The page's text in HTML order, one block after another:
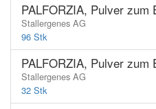
PALFORZIA, Pulver zum
Stallergenes AG
96 Stk
PALFORZIA, Pulver zum
Stallergenes AG
32 Stk